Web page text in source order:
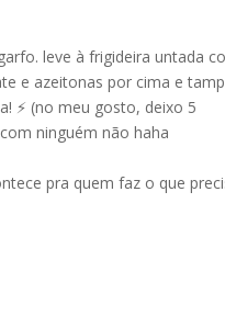
leve à frigideira untada
e azeitonas por cima e
⚡️ (no meu gosto, deixo 5
ninguém não haha
pra quem faz o que